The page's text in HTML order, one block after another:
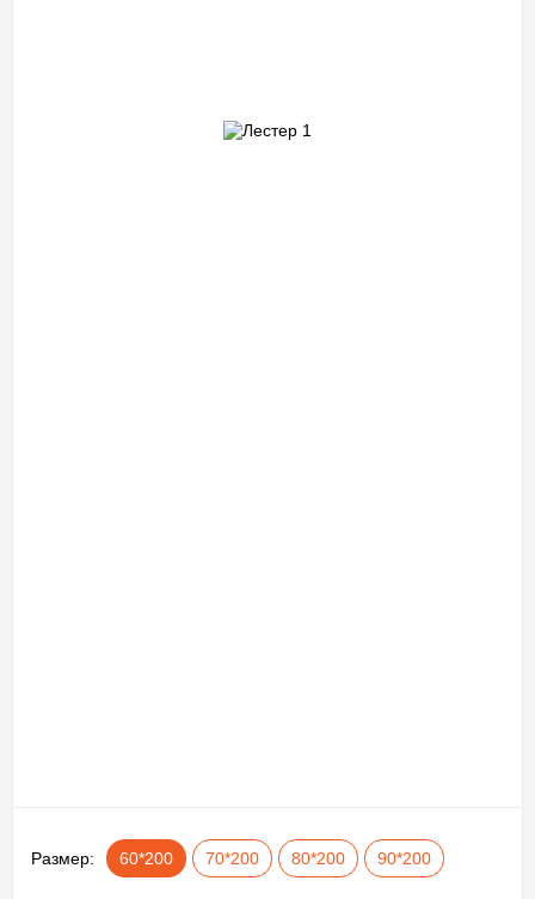
Размер: 60*200 70*200 80*200 90*200